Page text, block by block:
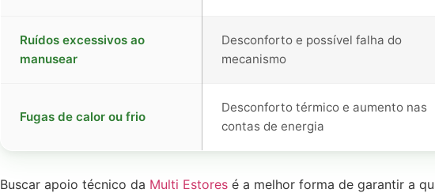
Ruídos excessivos ao
manusear
Desconforto e possível falha do
mecanismo
Fugas de calor ou frio
Desconforto térmico e aumento nas
contas de energia
Buscar apoio técnico da Multi Estores é a melhor forma de garantir a